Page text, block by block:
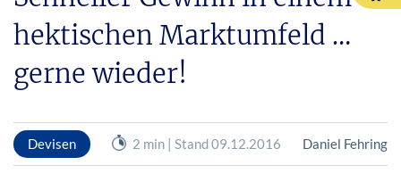
hektischen Marktumfeld …
gerne wieder!
Devisen 2 min | Stand 09.12.2016 Daniel Fehring